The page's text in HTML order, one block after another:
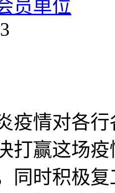
员单位
疫情对各
打赢这场
同时积极